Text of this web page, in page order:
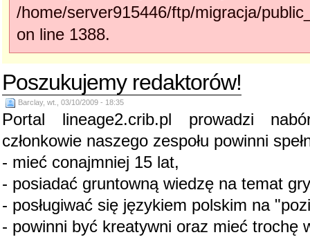
/home/server915446/ftp/migracja/
on line 1388.
Poszukujemy redaktorów!
Barclay, wt., 03/10/2009 - 18:35
Portal lineage2.crib.pl prowadzi
członkowie naszego zespołu powinni
- mieć conajmniej 15 lat,
- posiadać gruntowną wiedzę na temat
- posługiwać się językiem polskim na
- powinni być kreatywni oraz mieć trochę